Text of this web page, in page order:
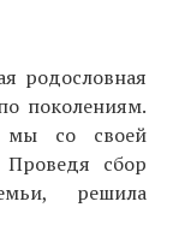
родословная
поколениям.
мы со своей
Проведя сбор
решила